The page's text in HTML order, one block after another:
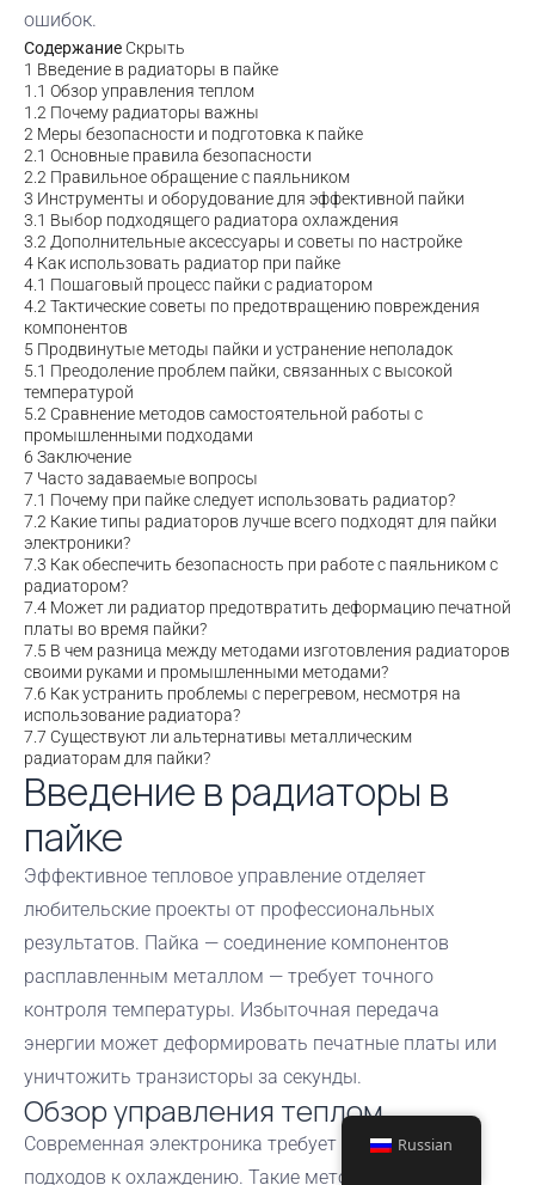
ошибок.
Содержание Скрыть
1 Введение в радиаторы в пайке
1.1 Обзор управления теплом
1.2 Почему радиаторы важны
2 Меры безопасности и подготовка к пайке
2.1 Основные правила безопасности
2.2 Правильное обращение с паяльником
3 Инструменты и оборудование для эффективной пайки
3.1 Выбор подходящего радиатора охлаждения
3.2Дополнительные аксессуары и советы по настройке
4 Как использовать радиатор при пайке
4.1 Пошаговый процесс пайки с радиатором
4.2Тактические советы по предотвращению повреждения
компонентов
5 Продвинутые методы пайки и устранение неполадок
5.1 Преодоление проблем пайки, связанных с высокой
температурой
5.2 Сравнение методов самостоятельной работы с
промышленными подходами
6 Заключение
7 Часто задаваемые вопросы
7.1 Почему при пайке следует использовать радиатор?
7.2 Какие типы радиаторов лучше всего подходят для пайки
электроники?
7.3 Как обеспечить безопасность при работе с паяльником с
радиатором?
7.4 Может ли радиатор предотвратить деформацию печатной
платы во время пайки?
7.5 В чем разница между методами изготовления радиаторов
своими руками и промышленными методами?
7.6 Как устранить проблемы с перегревом, несмотря на
использование радиатора?
7.7 Существуют ли альтернативы металлическим
радиаторам для пайки?
Введение в радиаторы в
пайке
Эффективное тепловое управление отделяет
любительские проекты от профессиональных
результатов. Пайка — соединение компонентов
расплавленным металлом — требует точного
контроля температуры. Избыточная передача
энергии может деформировать печатные платы или
уничтожить транзисторы за секунды.
Обзор управления теплом
Современная электроника требует стратегических
подходов к охлаждению. Такие методы, как
Russian